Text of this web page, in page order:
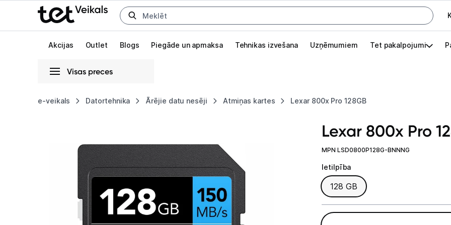
Uz kategorijam Uz galveno saturu
Akcijas Outlet Blogs Piegāde un apmaksa Tehnikas izvešana Uzņēmumiem Tet pakalpojumi
Visas preces
e-veikals Datortehnika Ārējie datu nesēji Atmiņas kartes Lexar 800x Pro 128GB
Pieslēgties
Akcijas
Globāls iestatījums animāciju aktivizēšanai vai deaktivizēšanai visā lapā.
Lexar 800x Pro
MPN LSD0800P128G-BNNNG
Ietilpība
Ietilpība
128 GB